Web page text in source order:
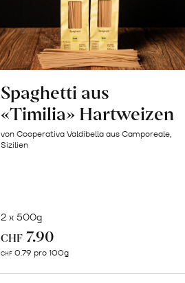
Spaghetti aus
«Timilia» Hartweizen
von Cooperativa Valdibella aus Camporeale,
Sizilien
2 x 500g
CHF 7.90
CHF 0.79 pro 100g